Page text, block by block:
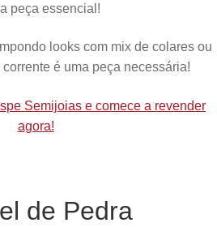
peça essencial!
looks com mix de colares ou
é uma peça necessária!
Semijoias e comece a revender
agora!
de Pedra